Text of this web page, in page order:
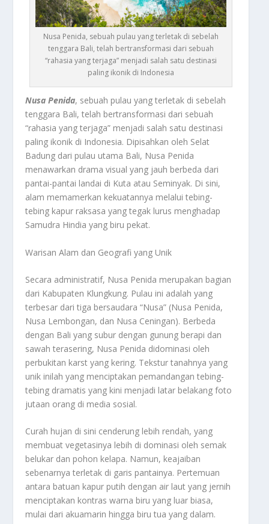
Nusa Penida, sebuah pulau yang terletak di sebelah
tenggara Bali, telah bertransformasi dari sebuah
“rahasia yang terjaga” menjadi salah satu destinasi
paling ikonik di Indonesia
Nusa Penida, sebuah pulau yang terletak di sebelah
tenggara Bali, telah bertransformasi dari sebuah
“rahasia yang terjaga” menjadi salah satu destinasi
paling ikonik di Indonesia. Dipisahkan oleh Selat
Badung dari pulau utama Bali, Nusa Penida
menawarkan drama visual yang jauh berbeda dari
pantai-pantai landai di Kuta atau Seminyak. Di sini,
alam memamerkan kekuatannya melalui tebing-
tebing kapur raksasa yang tegak lurus menghadap
Samudra Hindia yang biru pekat.
Warisan Alam dan Geografi yang Unik
Secara administratif, Nusa Penida merupakan bagian
dari Kabupaten Klungkung. Pulau ini adalah yang
terbesar dari tiga bersaudara “Nusa” (Nusa Penida,
Nusa Lembongan, dan Nusa Ceningan). Berbeda
dengan Bali yang subur dengan gunung berapi dan
sawah terasering, Nusa Penida didominasi oleh
perbukitan karst yang kering. Tekstur tanahnya yang
unik inilah yang menciptakan pemandangan tebing-
tebing dramatis yang kini menjadi latar belakang foto
jutaan orang di media sosial.
Curah hujan di sini cenderung lebih rendah, yang
membuat vegetasinya lebih di dominasi oleh semak
belukar dan pohon kelapa. Namun, keajaiban
sebenarnya terletak di garis pantainya. Pertemuan
antara batuan kapur putih dengan air laut yang jernih
menciptakan kontras warna biru yang luar biasa,
mulai dari akuamarin hingga biru tua yang dalam.